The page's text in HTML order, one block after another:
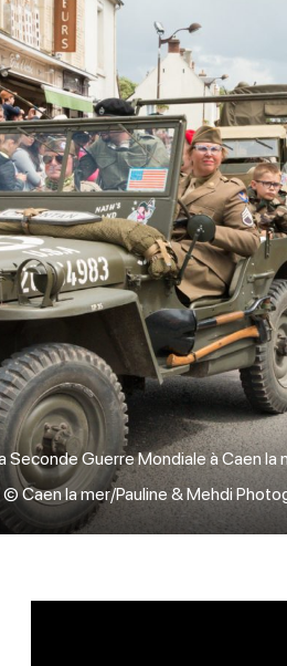
Guerre Mondiale à Caen
Caen la mer/Pauline & Mehdi